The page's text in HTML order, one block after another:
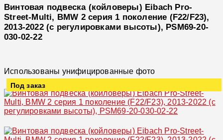
Винтовая подвеска (койловеры) Eibach Pro-
Street-Multi, BMW 2 серия 1 поколение (F22/F23),
2013-2022 (с регулировками высоты), PSM69-20-
030-02-22
Использованы унифицированные фото
Под заказ